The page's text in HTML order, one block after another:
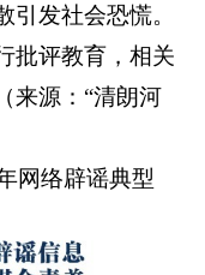
引发社会恐慌。
批评教育，相关
来源：“清朗河
网络辟谣典型